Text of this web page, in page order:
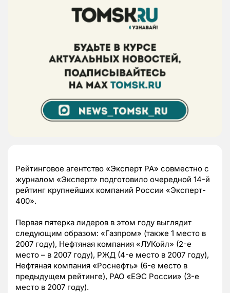
Рейтинговое агентство «Эксперт РА» совместно с
журналом «Эксперт» подготовило очередной 14-й
рейтинг крупнейших компаний России «Эксперт-
400».
Первая пятерка лидеров в этом году выглядит
следующим образом: «Газпром» (также 1 место в
2007 году), Нефтяная компания «ЛУКойл» (2-е
место – в 2007 году), РЖД (4-е место в 2007 году),
Нефтяная компания «Роснефть» (6-е место в
предыдущем рейтинге), РАО «ЕЭС России» (3-е
место в 2007 году).